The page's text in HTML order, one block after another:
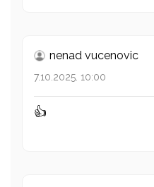
nenad vucenovic
7.10.2025. 10:00
👍